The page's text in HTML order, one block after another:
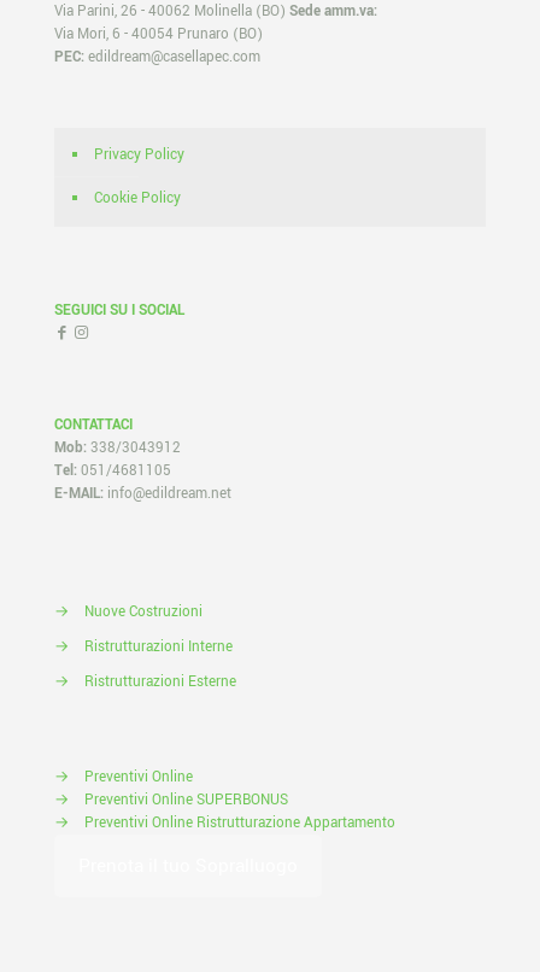
Via Parini, 26 - 40062 Molinella (BO) Sede amm.va:
Via Mori, 6 - 40054 Prunaro (BO)
PEC: edildream@casellapec.com
Privacy Policy
Cookie Policy
SEGUICI SU I SOCIAL
CONTATTACI
Mob: 338/3043912
Tel: 051/4681105
E-MAIL: info@edildream.net
→
Nuove Costruzioni
→
Ristrutturazioni Interne
→
Ristrutturazioni Esterne
→
Preventivi Online
→
Preventivi Online SUPERBONUS
→
Preventivi Online Ristrutturazione Appartamento